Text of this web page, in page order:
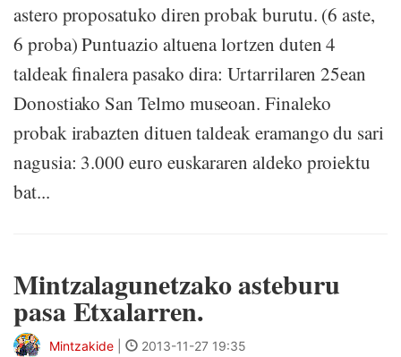
astero proposatuko diren probak burutu. (6 aste,
6 proba) Puntuazio altuena lortzen duten 4
taldeak finalera pasako dira: Urtarrilaren 25ean
Donostiako San Telmo museoan. Finaleko
probak irabazten dituen taldeak eramango du sari
nagusia: 3.000 euro euskararen aldeko proiektu
bat...
Mintzalagunetzako asteburu
pasa Etxalarren.
Mintzakide 2013-11-27 19:35